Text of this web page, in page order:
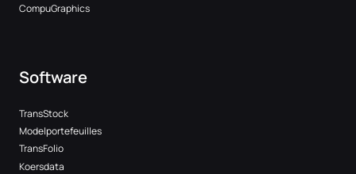
CompuGraphics
Software
TransStock
Modelportefeuilles
TransFolio
Koersdata